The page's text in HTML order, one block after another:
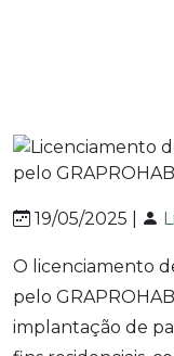
19/05/2025 |
O licenciamento
pelo
implantação de